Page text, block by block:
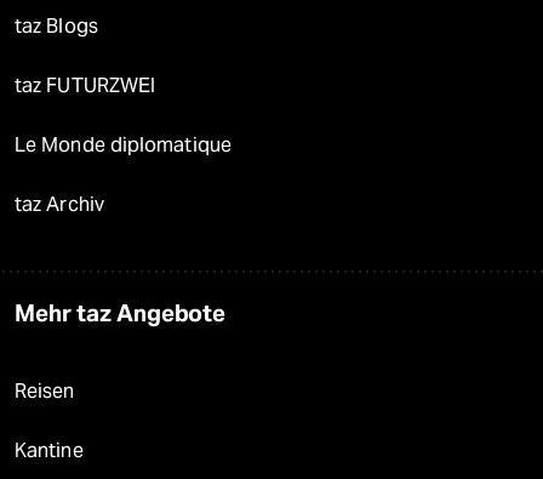
taz Blogs
taz FUTURZWEI
Le Monde diplomatique
taz Archiv
Mehr taz Angebote
Reisen
Kantine